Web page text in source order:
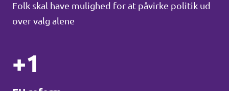
Folk skal have mulighed for at påvirke politik ud
over valg alene
+1